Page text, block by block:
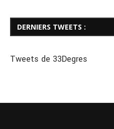
DERNIERS TWEETS :
Tweets de 33Degres